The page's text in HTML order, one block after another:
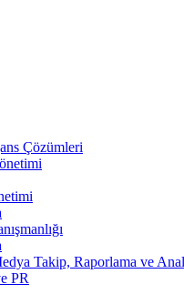
Çözümleri
Takip, Raporlama ve
PR